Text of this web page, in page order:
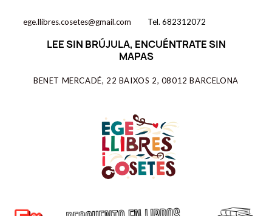
ege.llibres.cosetes@gmail.com Tel. 682312072
LEE SIN BRÚJULA, ENCUÉNTRATE SIN
MAPAS
BENET MERCADÉ, 22 BAIXOS 2, 08012 BARCELONA